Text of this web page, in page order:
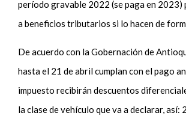
período gravable 2022 (se paga en 2023)
a beneficios tributarios si lo hacen de
De acuerdo con la Gobernación de
hasta el 21 de abril cumplan con el pago
impuesto recibirán descuentos
la clase de vehículo que va a declarar, así: